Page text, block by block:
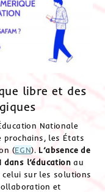
libre et des
Nationale
prochains, les États
(EGN). L’absence de
l’éducation au
celui sur les solutions
et